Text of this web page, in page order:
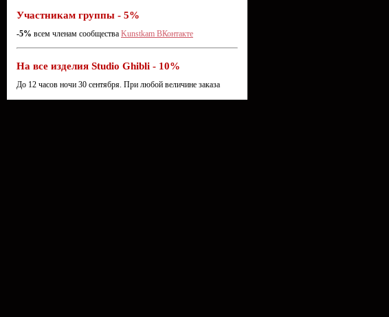
Участникам группы - 5%
-5% всем членам сообщества Kunstkam ВКонтакте
На все изделия Studio Ghibli - 10%
До 12 часов ночи 30 сентября. При любой величине заказа